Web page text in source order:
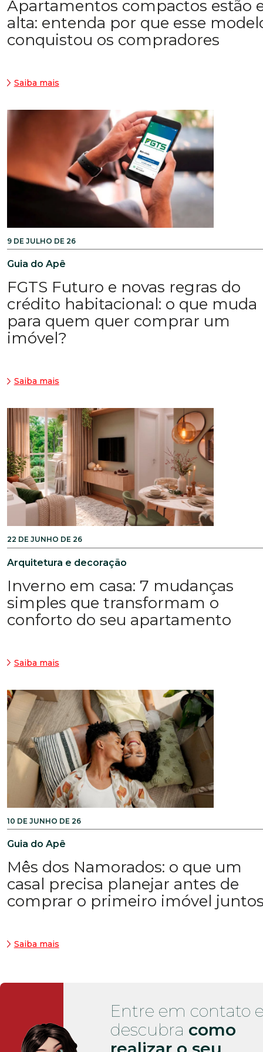
Apartamentos compactos estão
alta: entenda por que esse
conquistou os compradores
Saiba mais
9 DE JULHO DE 26
Guia do Apê
FGTS Futuro e novas regras do
crédito habitacional: o que muda
para quem quer comprar um
imóvel?
Saiba mais
22 DE JUNHO DE 26
Arquitetura e decoração
Inverno em casa: 7 mudanças
simples que transformam o
conforto do seu apartamento
Saiba mais
10 DE JUNHO DE 26
Guia do Apê
Mês dos Namorados: o que um
casal precisa planejar antes de
comprar o primeiro imóvel
Saiba mais
Entre em contato
descubra como